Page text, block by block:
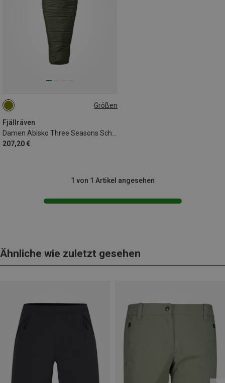
Größen
Fjällräven
Damen Abisko Three Seasons Schlafsack
207,20 €
MAX. 175CM
1 von 1 Artikel angesehen
Ähnliche wie zuletzt gesehen